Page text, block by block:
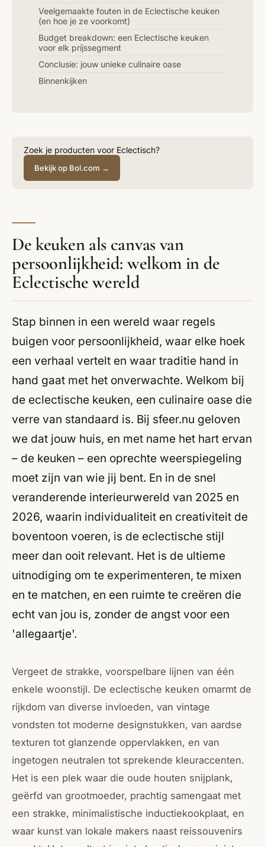
Veelgemaakte fouten in de Eclectische keuken
(en hoe je ze voorkomt)
Budget breakdown: een Eclectische keuken
voor elk prijssegment
Conclusie: jouw unieke culinaire oase
Binnenkijken
Zoek je producten voor Eclectisch?
Bekijk op Bol.com →
De keuken als canvas van
persoonlijkheid: welkom in de
Eclectische wereld
Stap binnen in een wereld waar regels
buigen voor persoonlijkheid, waar elke hoek
een verhaal vertelt en waar traditie hand in
hand gaat met het onverwachte. Welkom bij
de eclectische keuken, een culinaire oase die
verre van standaard is. Bij sfeer.nu geloven
we dat jouw huis, en met name het hart ervan
– de keuken – een oprechte weerspiegeling
moet zijn van wie jij bent. En in de snel
veranderende interieurwereld van 2025 en
2026, waarin individualiteit en creativiteit de
boventoon voeren, is de eclectische stijl
meer dan ooit relevant. Het is de ultieme
uitnodiging om te experimenteren, te mixen
en te matchen, en een ruimte te creëren die
echt van jou is, zonder de angst voor een
'allegaartje'.
Vergeet de strakke, voorspelbare lijnen van één
enkele woonstijl. De eclectische keuken omarmt de
rijkdom van diverse invloeden, van vintage
vondsten tot moderne designstukken, van aardse
texturen tot glanzende oppervlakken, en van
ingetogen neutralen tot sprekende kleuraccenten.
Het is een plek waar die oude houten snijplank,
geërfd van grootmoeder, prachtig samengaat met
een strakke, minimalistische inductiekookplaat, en
waar kunst van lokale makers naast reissouvenirs